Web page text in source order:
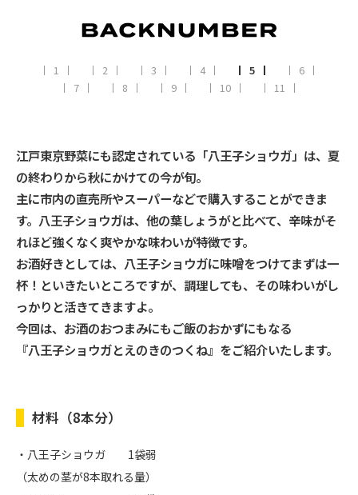
1 2 3 4 5
6
7
8 9 10 11
江戸東京野菜にも認定されている「八王子ショウガ」は、夏
の終わりから秋にかけての今が旬。
主に市内の直売所やスーパーなどで購入することができま
す。八王子ショウガは、他の葉しょうがと比べて、辛味がそ
れほど強くなく爽やかな味わいが特徴です。
お酒好きとしては、八王子ショウガに味噌をつけてまずは一
杯！といきたいところですが、調理しても、その味わいがし
っかりと活きてきますよ。
今回は、お酒のおつまみにもご飯のおかずにもなる
『八王子ショウガとえのきのつくね』をご紹介いたします。
材料（8本分）
・八王子ショウガ 1袋弱
（太めの茎が8本取れる量）